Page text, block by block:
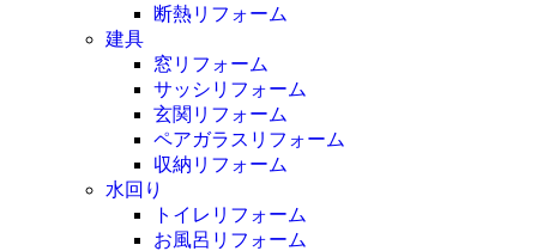
断熱リフォーム
建具
窓リフォーム
サッシリフォーム
玄関リフォーム
ペアガラスリフォーム
収納リフォーム
水回り
トイレリフォーム
お風呂リフォーム